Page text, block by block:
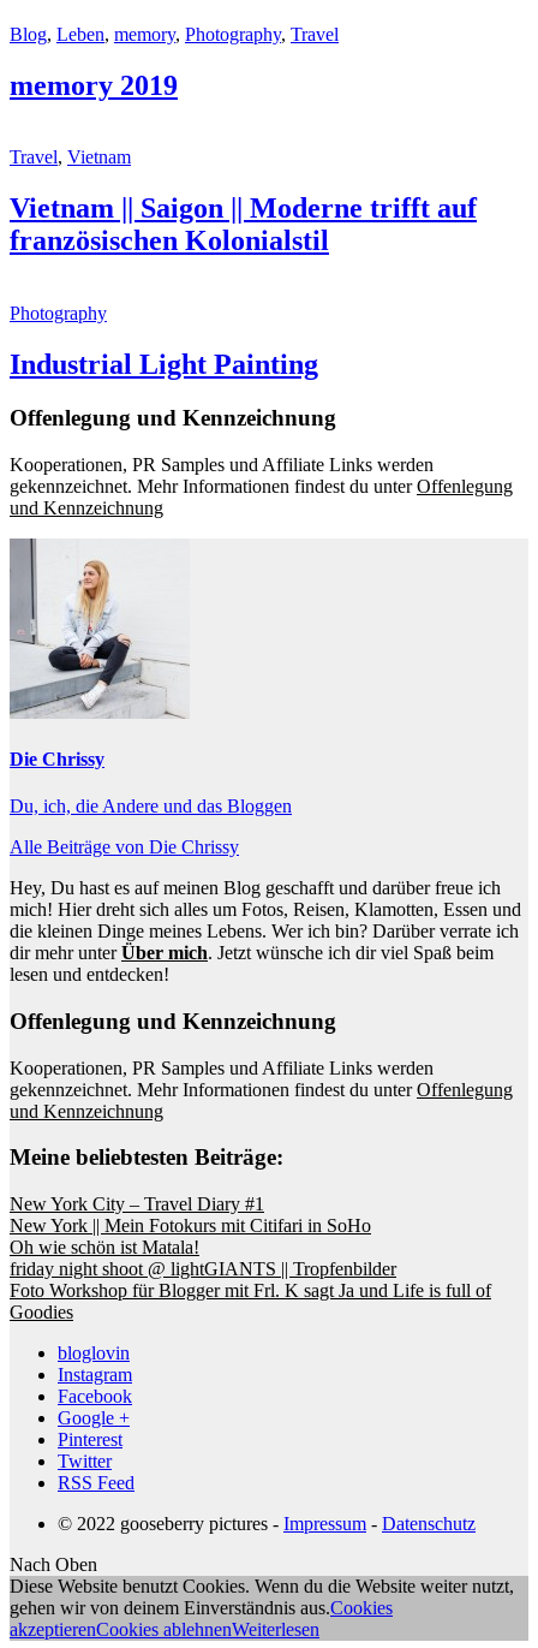
Blog, Leben, memory, Photography, Travel
memory 2019
Travel, Vietnam
Vietnam || Saigon || Moderne trifft auf
französischen Kolonialstil
Photography
Industrial Light Painting
Offenlegung und Kennzeichnung
Kooperationen, PR Samples und Affiliate Links werden
gekennzeichnet. Mehr Informationen findest du unterOffenlegung
und Kennzeichnung
Die Chrissy
Du, ich, die Andere und das Bloggen
Alle Beiträge von Die Chrissy
Hey, Du hast es auf meinen Blog geschafft und darüber freue ich
mich! Hier dreht sich alles um Fotos, Reisen, Klamotten, Essen und
die kleinen Dinge meines Lebens. Wer ich bin? Darüber verrate ich
dir mehr unterÜber mich. Jetzt wünsche ich dir viel Spaß beim
lesen und entdecken!
Offenlegung und Kennzeichnung
Kooperationen, PR Samples und Affiliate Links werden
gekennzeichnet. Mehr Informationen findest du unterOffenlegung
und Kennzeichnung
Meine beliebtesten Beiträge:
New York City – Travel Diary #1
New York || Mein Fotokurs mit Citifari in SoHo
Oh wie schön ist Matala!
friday night shoot @ lightGIANTS || Tropfenbilder
Foto Workshop für Blogger mit Frl. K sagt Ja und Life is full of
Goodies
bloglovin
Instagram
Facebook
Google +
Pinterest
Twitter
RSS Feed
© 2022 gooseberry pictures - Impressum - Datenschutz
Nach Oben
Diese Website benutzt Cookies. Wenn du die Website weiter nutzt,
gehen wir von deinem Einverständnis aus.Cookies
akzeptierenCookies ablehnenWeiterlesen